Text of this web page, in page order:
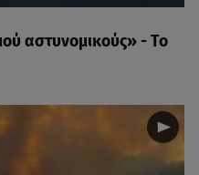
αστυνομικούς» - Το